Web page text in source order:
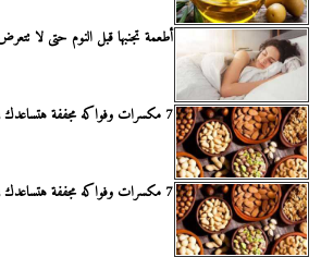
أطعمة تجنبها قبل النوم حتى لا
7 مكسرات وفواكه مجففة هتساعدك فى رحلة إنقاص الوزن
7 مكسرات وفواكه مجففة هتساعدك فى رحلة إنقاص الوزن